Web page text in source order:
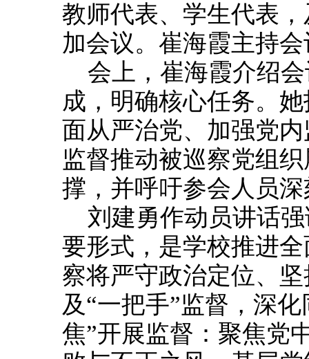
教师代表、学生代表
加会议。崔海霞主持
会上，崔海霞介绍
成，明确核心任务。
面从严治党、加强党
监督推动被巡察党组
撑，并呼吁参会人员
刘建勇作动员讲话
要形式，是学校推进
察将严守政治定位、
及“一把手”监督，深
焦”开展监督：聚焦党